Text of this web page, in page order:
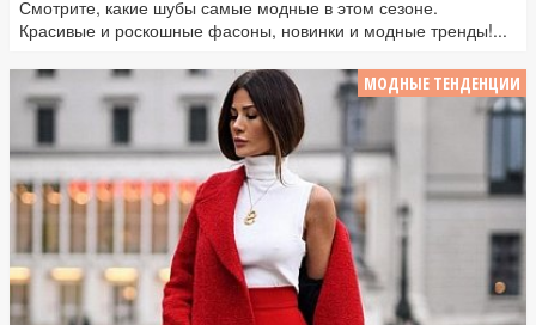
Смотрите, какие шубы самые модные в этом сезоне.
Красивые и роскошные фасоны, новинки и модные тренды!...
МОДНЫЕ ТЕНДЕНЦИИ